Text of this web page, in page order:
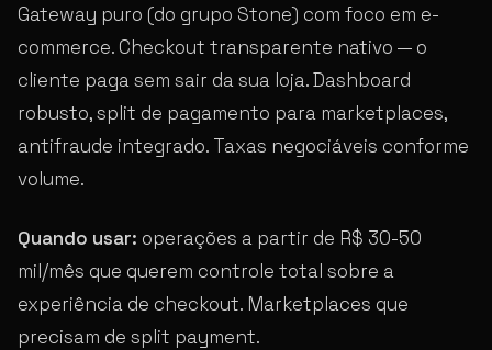
Gateway puro (do grupo Stone) com foco em e-
commerce. Checkout transparente nativo — o
cliente paga sem sair da sua loja. Dashboard
robusto, split de pagamento para marketplaces,
antifraude integrado. Taxas negociáveis conforme
volume.
Quando usar: operações a partir de R$ 30-50
mil/mês que querem controle total sobre a
experiência de checkout. Marketplaces que
precisam de split payment.